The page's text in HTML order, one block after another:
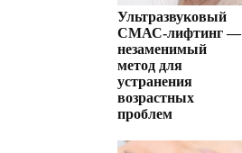
Ультразвуковый
СМАС-лифтинг —
незаменимый
метод для
устранения
возрастных
проблем